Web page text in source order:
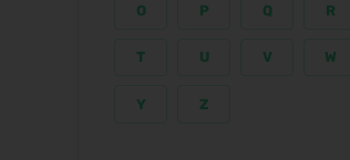
O P Q R
T U V W
Y Z